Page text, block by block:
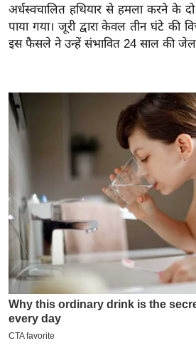
वि
शे
ष
य
ब
ल
क्रि
के
ट
I
P
L
2
अर्धस्वचालित हथियार से हमला करने के दो
पाया गया। जूरी द्वारा केवल तीन घंटे की
इस फैसले ने उन्हें संभावित 24 साल की जेल